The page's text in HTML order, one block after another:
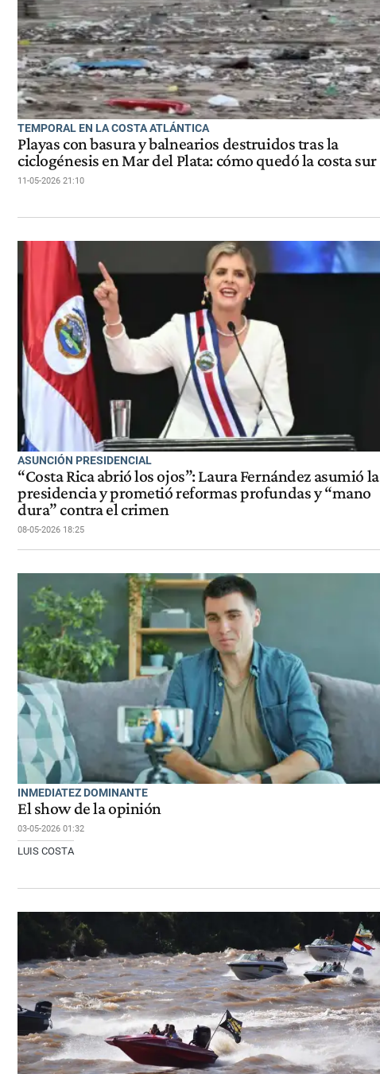
TEMPORAL EN LA COSTA ATLÁNTICA
Playas con basura y balnearios destruidos tras la
ciclogénesis en Mar del Plata: cómo quedó la costa sur
11-05-2026 21:10
ASUNCIÓN PRESIDENCIAL
“Costa Rica abrió los ojos”: Laura Fernández asumió la
presidencia y prometió reformas profundas y “mano
dura” contra el crimen
08-05-2026 18:25
INMEDIATEZ DOMINANTE
El show de la opinión
03-05-2026 01:32
LUIS COSTA